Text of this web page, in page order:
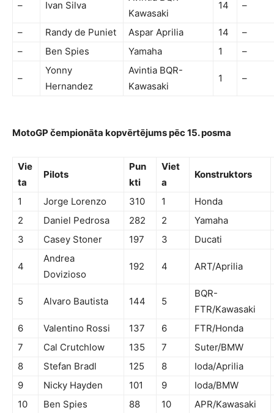
– Ivan Silva
Kawasaki
14 –
– Randy de Puniet Aspar Aprilia 14
–
–
Ben Spies Yamaha 1 –
–
Yonny
Hernandez
Avintia BQR-
Kawasaki
1 –
MotoGP čempionāta kopvērtējums pēc 15. posma
Vie
ta
Pilots
Pun
kti
Viet
a
Konstruktors
1 Jorge Lorenzo 310 1
Honda
2
Daniel Pedrosa 282 2
Yamaha
3
Casey Stoner 197 3 Ducati
4
Andrea
Dovizioso
192 4 ART/Aprilia
5 Alvaro Bautista 144 5
BQR-
FTR/Kawasaki
6
Valentino Rossi 137 6
FTR/Honda
7
Cal Crutchlow 135 7
Suter/BMW
8
Stefan Bradl 125 8
Ioda/Aprilia
9
Nicky Hayden 101 9
Ioda/BMW
10
Ben Spies 88 10 APR/Kawasaki